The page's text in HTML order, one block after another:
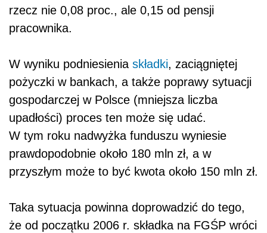
rzecz nie 0,08 proc., ale 0,15 od pensji
pracownika.
W wyniku podniesienia składki, zaciągniętej
pożyczki w bankach, a także poprawy sytuacji
gospodarczej w Polsce (mniejsza liczba
upadłości) proces ten może się udać.
W tym roku nadwyżka funduszu wyniesie
prawdopodobnie około 180 mln zł, a w
przyszłym może to być kwota około 150 mln zł.
Taka sytuacja powinna doprowadzić do tego,
że od początku 2006 r. składka na FGŚP wróci